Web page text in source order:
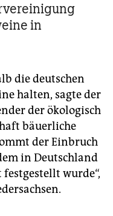
in
die deutschen
halten, sagte der
der ökologisch
bäuerliche
der Einbruch
in Deutschland
wurde“,